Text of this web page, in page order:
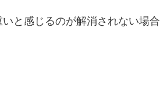
と感じるのが解消されない場合